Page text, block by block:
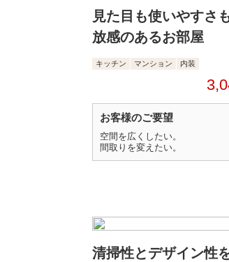
見た目も使いやすさ
放感のあるお部屋
キッチン マンション 内装
お客様のご要望
空間を広くしたい。
間取りを変えたい。
清掃性とデザイン性